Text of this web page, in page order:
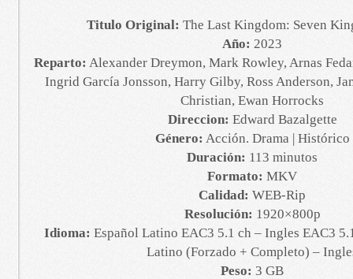
Titulo Original: The Last Kingdom: Seven
Año: 2023
Reparto: Alexander Dreymon, Mark Rowley, Arnas
Ingrid García Jonsson, Harry Gilby, Ross Anderson,
Christian, Ewan Horrocks
Direccion: Edward Bazalgette
Género: Acción. Drama | Histórico
Duración: 113 minutos
Formato: MKV
Calidad: WEB-Rip
Resolución: 1920×800p
Idioma: Español Latino EAC3 5.1 ch – Ingles EAC3
Latino (Forzado + Completo) –
Peso: 3 GB